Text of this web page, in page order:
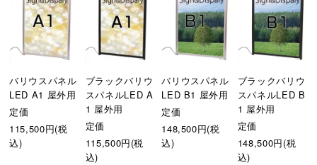
バリウスパネル
LED A1 屋外用
定価
115,500円(税
込)
ブラックバリウ
スパネルLED A
1 屋外用
定価
115,500円(税
込)
バリウスパネル
LED B1 屋外用
定価
148,500円(税
込)
ブラックバリウ
スパネルLED B
1 屋外用
定価
148,500円(税
込)